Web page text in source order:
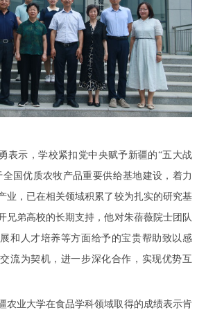
表示，学校紧扣党中央赋予新疆的“五大战
国优质农牧产品重要供给基地建设，着力
业，已在相关领域积累了较为扎实的研究基
兄弟高校的长期支持，他对朱蓓薇院士团队
和人才培养等方面给予的宝贵帮助致以感
流为契机，进一步深化合作，实现优势互
农业大学在食品学科领域取得的成绩表示肯